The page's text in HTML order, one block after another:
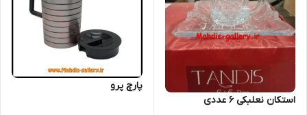
استکان نعلبکی 6 عددی
پارچ پرو